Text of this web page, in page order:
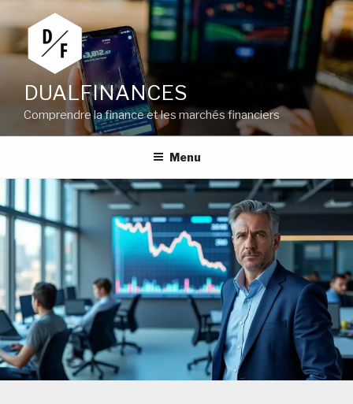
au
contenu
principal
DUALFINANCES
Comprendre la finance et les marchés financiers
Menu